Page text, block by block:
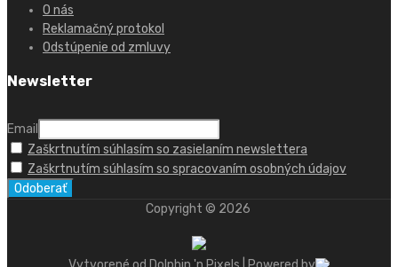
O nás
Reklamačný protokol
Odstúpenie od zmluvy
Newsletter
Email
Zaškrtnutím súhlasím so zasielaním newslettera
Zaškrtnutím súhlasím so spracovaním osobných údajov
Copyright © 2026